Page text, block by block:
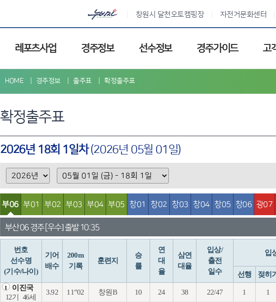
창원시 달천오토캠핑장 자전거문화센터
레포츠사업 경주정보 선수정보 경주가이드 고
HOME 경주정보 출주표 확정출주표
확정출주표
2026년 18회 1일차(2026년 05월 01일)
부06 부01 부02 부03 부04 부05 창01 창02 창03 창04 창05 창06 광07
부산 06 경주 [우수] 출발 10:35
번호
선수명
(기수/나이)
기어
배수
200m
기록
훈련지
승
률
연
대
율
삼연
대율
입상/
출전
일수
입
선행 젖히
1
이진국
12기
46세
3.92 11”02 창원B 10 24 38 22/47 1 1